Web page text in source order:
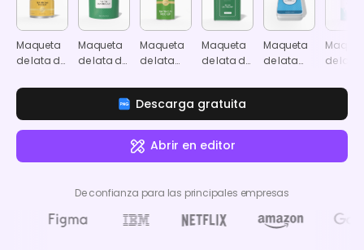
Maqueta
de lata de
Maqueta
de lata de
cilíndrica
Maqueta
de lata
Maqueta
de lata de
cuadrada
Maqueta
de lata
de lata
polvo
Descarga gratuita
Abrir en editor
De confianza para las principales empresas